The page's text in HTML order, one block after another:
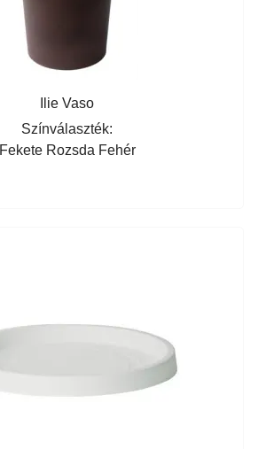
Ilie Vaso
Színválaszték:
Fekete Rozsda Fehér